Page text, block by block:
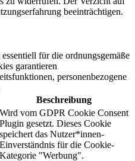
beeinträchtigen.
für die ordnungsgemäße
garantieren
personenbezogene
Beschreibung
Wird vom GDPR Cookie Consent
Plugin gesetzt. Dieses Cookie
speichert das Nutzer*innen-
Einverständnis für die Cookie-
Kategorie "Werbung".